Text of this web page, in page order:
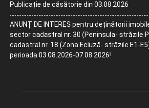
Publicație de căsătorie din 03.08.2026
ANUNȚ DE INTERES pentru deținătorii
sector cadastral nr. 30 (Peninsula- străzile
cadastral nr. 18 (Zona Ecluză- străzile E1-
perioada 03.08.2026-07.08.2026!